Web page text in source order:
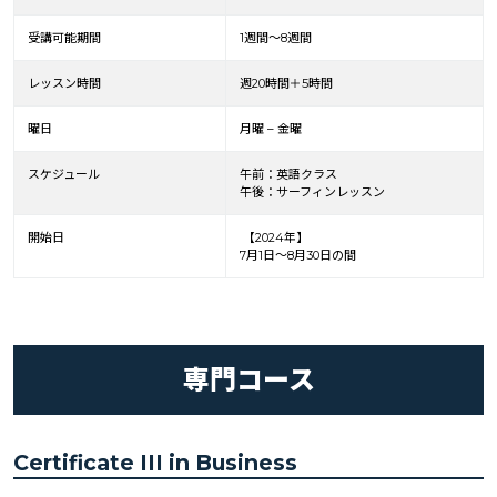
受講可能期間 1週間～8週間
レッスン時間 週20時間＋5時間
曜日 月曜 – 金曜
スケジュール
午前：英語クラス
午後：サーフィンレッスン
開始日
【2024年】
7月1日～8月30日の間
専門コース
Certificate III in Business